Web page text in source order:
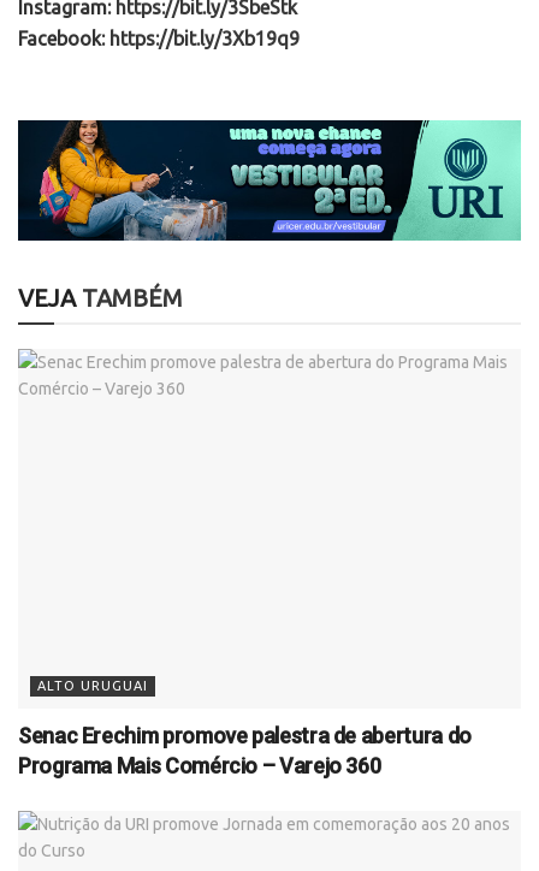
Instagram: https://bit.ly/3SbeStk
Facebook: https://bit.ly/3Xb19q9
VEJATAMBÉM
ALTO URUGUAI
Senac Erechim promove palestra de abertura do
Programa Mais Comércio – Varejo 360